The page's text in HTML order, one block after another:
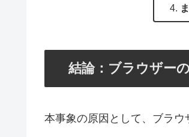
結論：ブラウザー
本事象の原因として、ブラウ